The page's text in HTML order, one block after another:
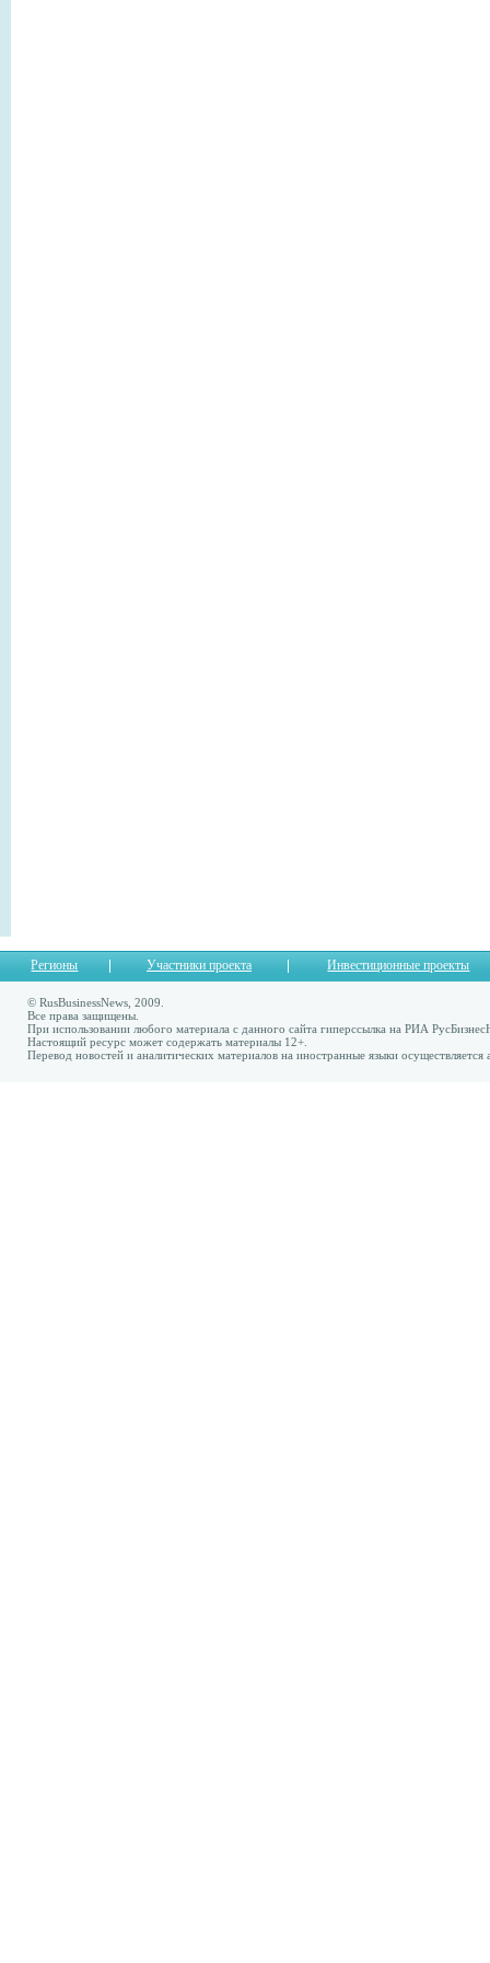
Регионы Участники проекта Инвестиционные проекты
© RusBusinessNews, 2009.
Все права защищены.
При использовании любого материала с данного сайта гиперссылка на РИА
Настоящий ресурс может содержать материалы 12+.
Перевод новостей и аналитических материалов на иностранные языки осуществляется